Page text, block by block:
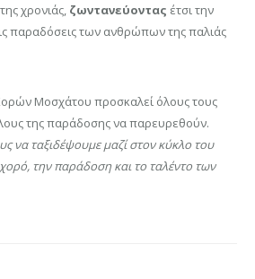
χρονιάς, ζωντανεύοντας έτσι την
παραδόσεις των ανθρώπων της παλιάς
Μοσχάτου προσκαλεί όλους τους
της παράδοσης να παρευρεθούν.
να ταξιδέψουμε μαζί στον κύκλο του
την παράδοση και το ταλέντο των